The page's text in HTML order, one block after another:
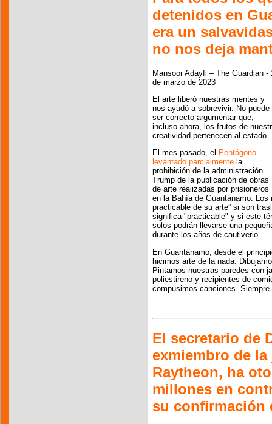
detenidos en
era un
no nos deja
Mansoor Adayfi – The Guardian -
de marzo de 2023
El arte liberó nuestras mentes y
nos ayudó a sobrevivir. No puede
ser correcto argumentar que,
incluso ahora, los frutos de
creatividad pertenecen al estado
El mes pasado, el Pentágono
levantado parcialmente la
prohibición de la administración
Trump de la publicación de obras
de arte realizadas por prisioneros
en la Bahía de Guantánamo. Los
practicable de su arte” si son
significa "practicable" y si este
solos podrán llevarse una
durante los años de cautiverio.
En Guantánamo, desde el
hicimos arte de la nada.
Pintamos nuestras paredes con
poliestireno y recipientes de
compusimos canciones.
El secretario de
exmiembro de
Raytheon, ha
millones en
su confirmación